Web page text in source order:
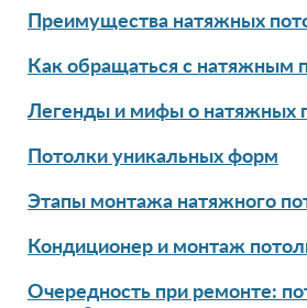
Преимущества натяжных
Как обращаться с натяжным
Легенды и мифы о натяжных
Потолки уникальных форм
Этапы монтажа натяжного
Кондиционер и монтаж
Очередность при ремонте: